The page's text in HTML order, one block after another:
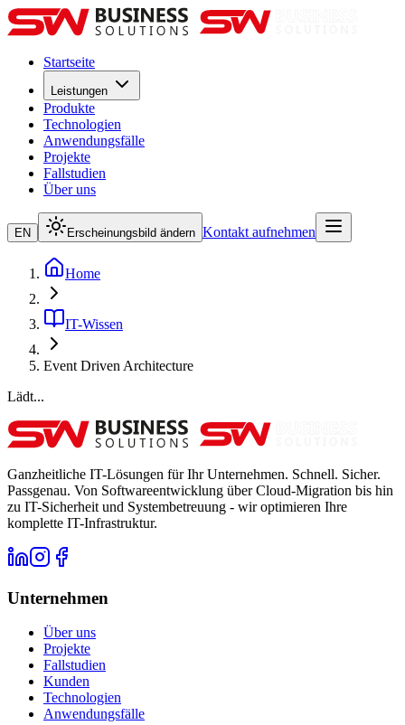
Startseite
Leistungen
Produkte
Technologien
Anwendungsfälle
Projekte
Fallstudien
Über uns
EN Erscheinungsbild ändern Kontakt aufnehmen
Home
IT-Wissen
Event Driven Architecture
Lädt...
Ganzheitliche IT-Lösungen für Ihr Unternehmen. Schnell. Sicher.
Passgenau. Von Softwareentwicklung über Cloud-Migration bis hin
zu IT-Sicherheit und Systembetreuung - wir optimieren Ihre
komplette IT-Infrastruktur.
Unternehmen
Über uns
Projekte
Fallstudien
Kunden
Technologien
Anwendungsfälle